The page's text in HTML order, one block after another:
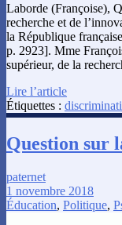
Laborde (Françoise),
recherche et de
la République
p. 2923]. Mme
supérieur, de la
Lire l’article
Étiquettes :
Question sur
paternet
1 novembre 2018
Éducation, Politique,